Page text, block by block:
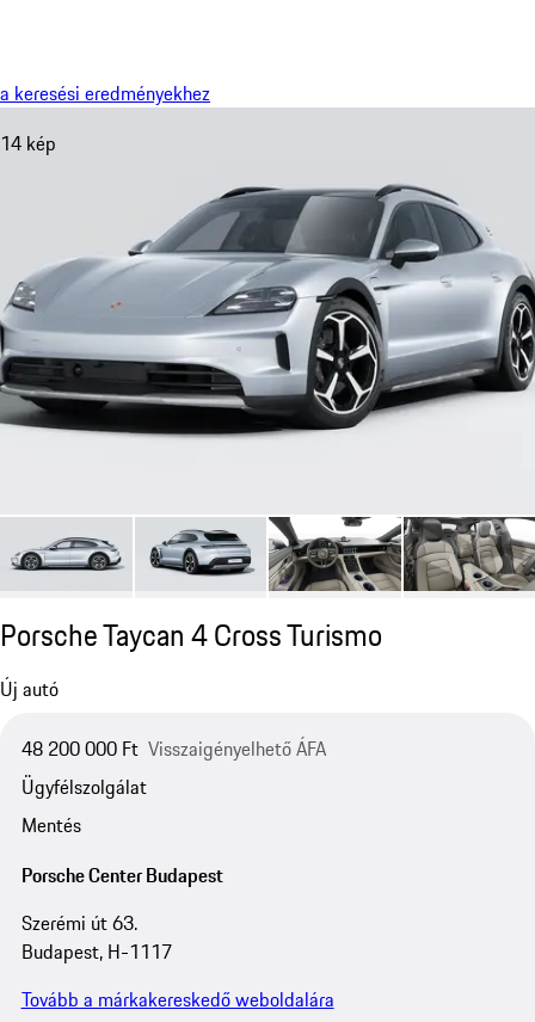
a keresési eredményekhez
14 kép
Porsche Taycan 4 Cross Turismo
Új autó
48 200 000 Ft Visszaigényelhető ÁFA
Ügyfélszolgálat
Mentés
Porsche Center Budapest
Szerémi út 63.
Budapest, H-1117
Tovább a márkakereskedő weboldalára